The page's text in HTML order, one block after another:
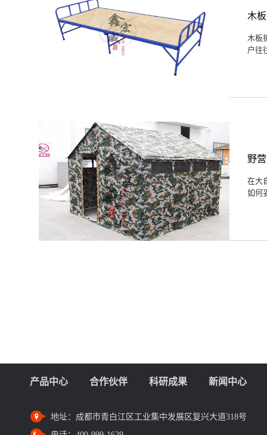
木
木板
户往
野
在大
如何
产品中心 合作伙伴 科研成果 新闻中心
地址： 成都市青白江区工业集中发展区复兴大道318号